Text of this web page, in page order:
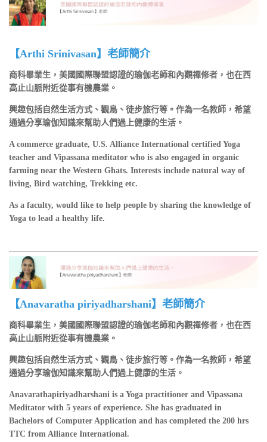
【Arthi Srinivasan】老師簡介
商科畢業生，美國國際聯盟認證的瑜伽老師和內觀禪修者，也在西
高止山脈附近從事有機農業。
興趣包括自然生活方式、觀鳥、徒步旅行等。作為一名教師，希望
通過分享瑜伽知識來幫助人們過上健康的生活。
A commerce graduate, U.S. Alliance International certified Yoga
teacher and Vipassana meditator who is also engaged in organic
farming near the Western Ghats. Interests include natural way of
living, Bird watching, Trekking etc.
As a faculty, would like to help people by sharing the knowledge of
Yoga to lead a healthy life.
【Anavaratha piriyadharshani】老師簡介
商科畢業生，美國國際聯盟認證的瑜伽老師和內觀禪修者，也在西
高止山脈附近從事有機農業。
興趣包括自然生活方式、觀鳥、徒步旅行等。作為一名教師，希望
通過分享瑜伽知識來幫助人們過上健康的生活。
Anavarathapiriyadharshani is a Yoga practitioner and Vipassana
Meditator with 5 years of experience. She has graduated in
Bachelors of Computer Application and has completed the 200 hrs
TTC from Alliance International.